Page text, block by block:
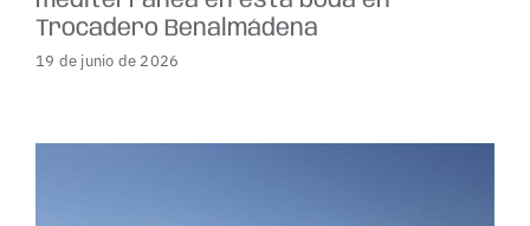
Trocadero Benalmádena
19 de junio de 2026